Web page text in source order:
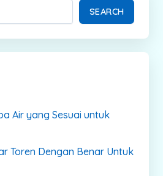
SEARCH
Air yang Sesuai untuk
Toren Dengan Benar Untuk